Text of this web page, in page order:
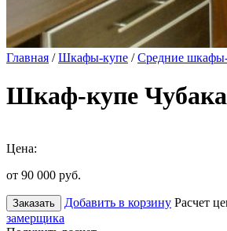
Главная /Шкафы-купе /Средние
Шкаф-купе Чубака
Цена:
от 90 000 руб.
Заказать Добавить в корзину Расчет
замерщика